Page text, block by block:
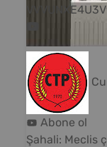
Abone ol
Şahali: Meclis